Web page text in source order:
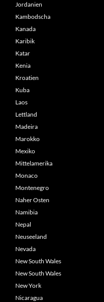
Jordanien
Kambodscha
Kanada
Karibik
Katar
Kenia
Kroatien
Kuba
Laos
Lettland
Madeira
Marokko
Mexiko
Mittelamerika
Monaco
Montenegro
Naher Osten
Namibia
Nepal
Neuseeland
Nevada
New South Wales
New South Wales
New York
Nicaragua